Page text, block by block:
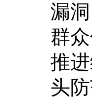
漏
群
推
头